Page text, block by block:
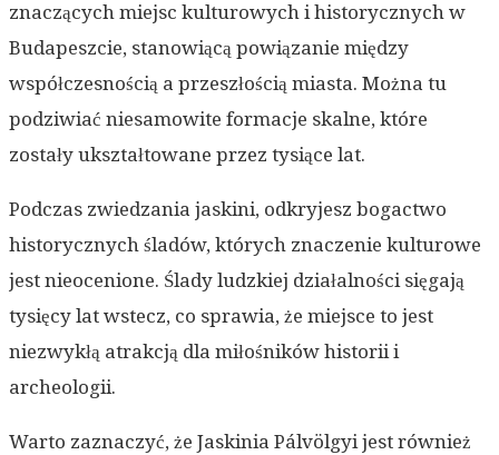
znaczących miejsc kulturowych i historycznych w
Budapeszcie, stanowiącą powiązanie między
współczesnością a przeszłością miasta. Można tu
podziwiać niesamowite formacje skalne, które
zostały ukształtowane przez tysiące lat.
Podczas zwiedzania jaskini, odkryjesz bogactwo
historycznych śladów, których znaczenie kulturowe
jest nieocenione. Ślady ludzkiej działalności sięgają
tysięcy lat wstecz, co sprawia, że miejsce to jest
niezwykłą atrakcją dla miłośników historii i
archeologii.
Warto zaznaczyć, że Jaskinia Pálvölgyi jest również